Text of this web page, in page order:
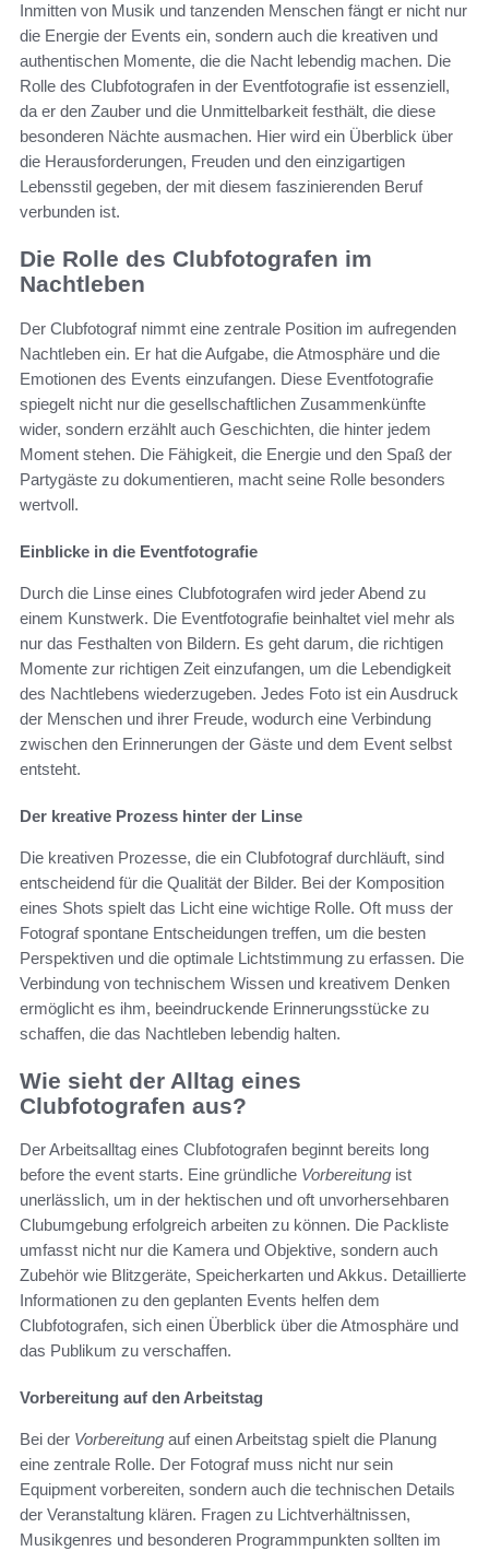
Inmitten von Musik und tanzenden Menschen fängt er nicht nur
die Energie der Events ein, sondern auch die kreativen und
authentischen Momente, die die Nacht lebendig machen. Die
Rolle des Clubfotografen in der Eventfotografie ist essenziell,
da er den Zauber und die Unmittelbarkeit festhält, die diese
besonderen Nächte ausmachen. Hier wird ein Überblick über
die Herausforderungen, Freuden und den einzigartigen
Lebensstil gegeben, der mit diesem faszinierenden Beruf
verbunden ist.
Die Rolle des Clubfotografen im
Nachtleben
Der Clubfotograf nimmt eine zentrale Position im aufregenden
Nachtleben ein. Er hat die Aufgabe, die Atmosphäre und die
Emotionen des Events einzufangen. Diese Eventfotografie
spiegelt nicht nur die gesellschaftlichen Zusammenkünfte
wider, sondern erzählt auch Geschichten, die hinter jedem
Moment stehen. Die Fähigkeit, die Energie und den Spaß der
Partygäste zu dokumentieren, macht seine Rolle besonders
wertvoll.
Einblicke in die Eventfotografie
Durch die Linse eines Clubfotografen wird jeder Abend zu
einem Kunstwerk. Die Eventfotografie beinhaltet viel mehr als
nur das Festhalten von Bildern. Es geht darum, die richtigen
Momente zur richtigen Zeit einzufangen, um die Lebendigkeit
des Nachtlebens wiederzugeben. Jedes Foto ist ein Ausdruck
der Menschen und ihrer Freude, wodurch eine Verbindung
zwischen den Erinnerungen der Gäste und dem Event selbst
entsteht.
Der kreative Prozess hinter der Linse
Die kreativen Prozesse, die ein Clubfotograf durchläuft, sind
entscheidend für die Qualität der Bilder. Bei der Komposition
eines Shots spielt das Licht eine wichtige Rolle. Oft muss der
Fotograf spontane Entscheidungen treffen, um die besten
Perspektiven und die optimale Lichtstimmung zu erfassen. Die
Verbindung von technischem Wissen und kreativem Denken
ermöglicht es ihm, beeindruckende Erinnerungsstücke zu
schaffen, die das Nachtleben lebendig halten.
Wie sieht der Alltag eines
Clubfotografen aus?
Der Arbeitsalltag eines Clubfotografen beginnt bereits long
before the event starts. Eine gründliche Vorbereitung ist
unerlässlich, um in der hektischen und oft unvorhersehbaren
Clubumgebung erfolgreich arbeiten zu können. Die Packliste
umfasst nicht nur die Kamera und Objektive, sondern auch
Zubehör wie Blitzgeräte, Speicherkarten und Akkus. Detaillierte
Informationen zu den geplanten Events helfen dem
Clubfotografen, sich einen Überblick über die Atmosphäre und
das Publikum zu verschaffen.
Vorbereitung auf den Arbeitstag
Bei der Vorbereitung auf einen Arbeitstag spielt die Planung
eine zentrale Rolle. Der Fotograf muss nicht nur sein
Equipment vorbereiten, sondern auch die technischen Details
der Veranstaltung klären. Fragen zu Lichtverhältnissen,
Musikgenres und besonderen Programmpunkten sollten im